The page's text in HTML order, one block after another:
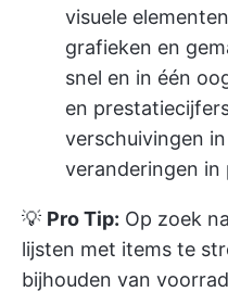
visuele
grafieken en
snel en in één
en
verschuivingen
veranderingen in
💡 Pro Tip: Op zoek
lijsten met items te
bijhouden van